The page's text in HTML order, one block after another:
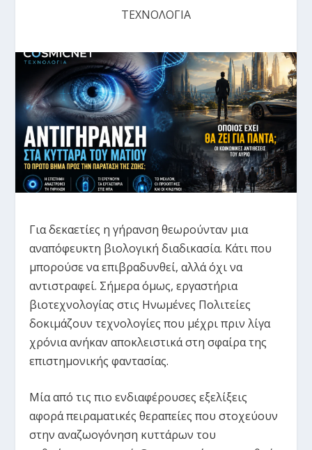
ΤΕΧΝΟΛΟΓΙΑ
Για δεκαετίες η γήρανση θεωρούνταν μια
αναπόφευκτη βιολογική διαδικασία. Κάτι που
μπορούσε να επιβραδυνθεί, αλλά όχι να
αντιστραφεί. Σήμερα όμως, εργαστήρια
βιοτεχνολογίας στις Ηνωμένες Πολιτείες
δοκιμάζουν τεχνολογίες που μέχρι πριν λίγα
χρόνια ανήκαν αποκλειστικά στη σφαίρα της
επιστημονικής φαντασίας.
Μία από τις πιο ενδιαφέρουσες εξελίξεις
αφορά πειραματικές θεραπείες που στοχεύουν
στην αναζωογόνηση κυττάρων του